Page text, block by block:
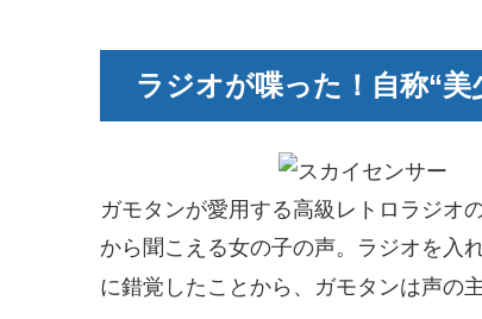
ラジオが喋った！自称“
ガモタンが愛用する高級レトロラジオ
から聞こえる女の子の声。ラジオを入
に錯覚したことから、ガモタンは声の